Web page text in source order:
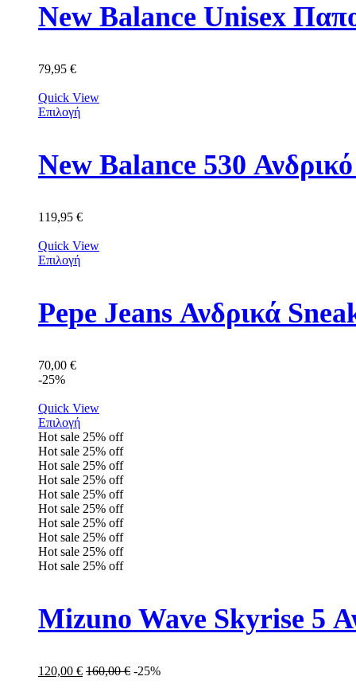
New Balance Unisex
79,95 €
Quick View
Επιλογή
New Balance 530
119,95 €
Quick View
Επιλογή
Pepe Jeans Ανδρικά
70,00 €
-25%
Quick View
Επιλογή
Hot sale 25% off
Hot sale 25% off
Hot sale 25% off
Hot sale 25% off
Hot sale 25% off
Hot sale 25% off
Hot sale 25% off
Hot sale 25% off
Hot sale 25% off
Hot sale 25% off
Mizuno Wave Skyrise 5
120,00 € 160,00€ -25%